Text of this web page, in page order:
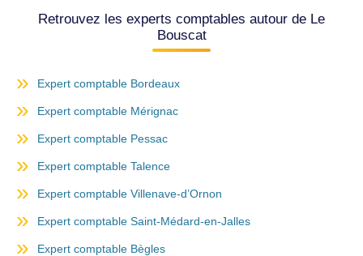
Retrouvez les experts comptables autour de Le
Bouscat
Expert comptable Bordeaux
Expert comptable Mérignac
Expert comptable Pessac
Expert comptable Talence
Expert comptable Villenave-d’Ornon
Expert comptable Saint-Médard-en-Jalles
Expert comptable Bègles